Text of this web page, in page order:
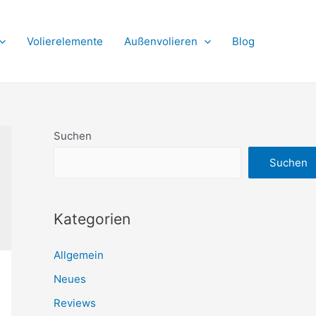
Volierelemente Außenvolieren Blog
Suchen
Suchen
Kategorien
Allgemein
Neues
Reviews